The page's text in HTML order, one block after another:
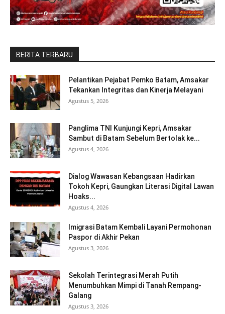
BERITA TERBARU
Pelantikan Pejabat Pemko Batam, Amsakar
Tekankan Integritas dan Kinerja Melayani
Agustus 5, 2026
Panglima TNI Kunjungi Kepri, Amsakar
Sambut di Batam Sebelum Bertolak ke...
Agustus 4, 2026
Dialog Wawasan Kebangsaan Hadirkan
Tokoh Kepri, Gaungkan Literasi Digital Lawan
Hoaks...
Agustus 4, 2026
Imigrasi Batam Kembali Layani Permohonan
Paspor di Akhir Pekan
Agustus 3, 2026
Sekolah Terintegrasi Merah Putih
Menumbuhkan Mimpi di Tanah Rempang-
Galang
Agustus 3, 2026